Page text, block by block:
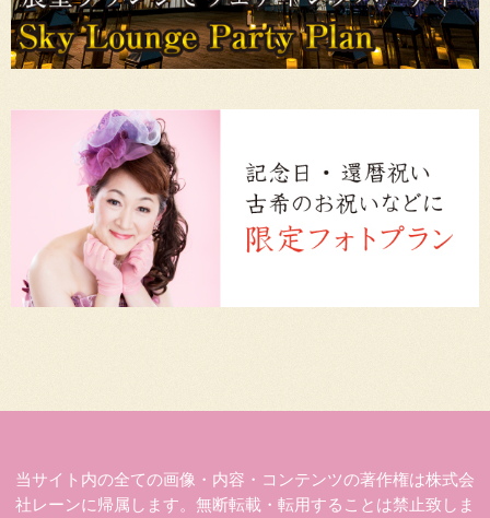
当サイト内の全ての画像・内容・コンテンツの著作権は株式会
社レーンに帰属します。無断転載・転用することは禁止致しま